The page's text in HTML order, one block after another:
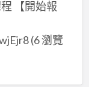
【開始報
(6 瀏覽